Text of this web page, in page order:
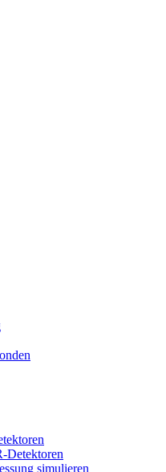
Detektoren
simulieren